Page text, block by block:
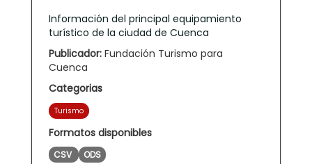
Información del principal equipamiento
turístico de la ciudad de Cuenca
Publicador: Fundación Turismo para
Cuenca
Categorias
Turismo
Formatos disponibles
CSV ODS